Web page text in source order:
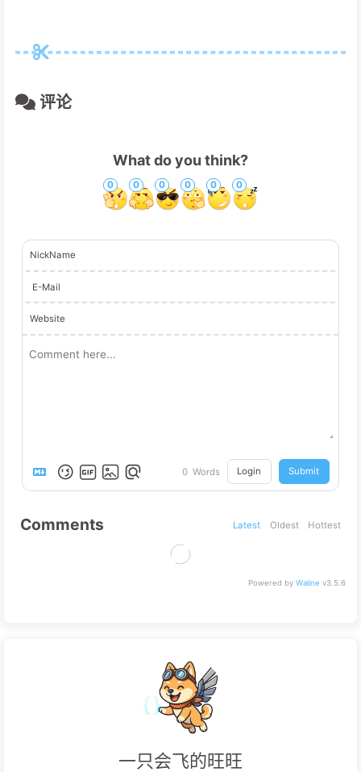
评论
What do you think?
0 0 0 0 0 0
NickName
E-Mail
Website
0 Words Login Submit
Comments Latest Oldest Hottest
Powered by Waline v3.5.6
一只会飞的旺旺